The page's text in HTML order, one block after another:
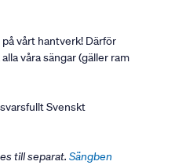
vårt hantverk! Därför
våra sängar (gäller ram
Svenskt
till separat. Sängben